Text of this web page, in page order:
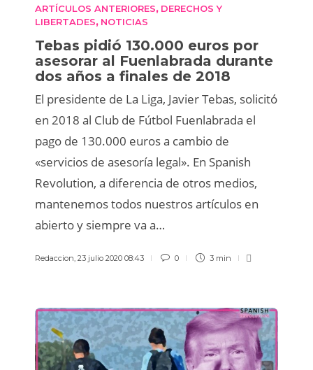
ARTÍCULOS ANTERIORES, DERECHOS Y
LIBERTADES, NOTICIAS
Tebas pidió 130.000 euros por
asesorar al Fuenlabrada durante
dos años a finales de 2018
El presidente de La Liga, Javier Tebas, solicitó
en 2018 al Club de Fútbol Fuenlabrada el
pago de 130.000 euros a cambio de
«servicios de asesoría legal». En Spanish
Revolution, a diferencia de otros medios,
mantenemos todos nuestros artículos en
abierto y siempre va a…
Redaccion 23 julio 2020 08:43 0 3 min